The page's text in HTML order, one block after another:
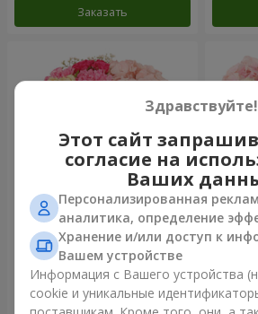
Заказать
Цветы в коробке "Соломия"
2 066 грн 2 532
Здравствуйте!
Этот сайт
согласие на
Ваших
Персонализированная
аналитика, определение
Хранение и/или доступ к
Вашем устройстве
Информация с Вашего устройства
cookie и уникальные